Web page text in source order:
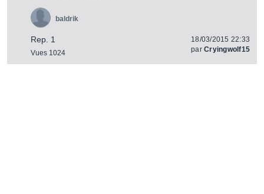
Rep. 1
Vues 1024
baldrik
18/03/2015 22:33
parCryingwolf15